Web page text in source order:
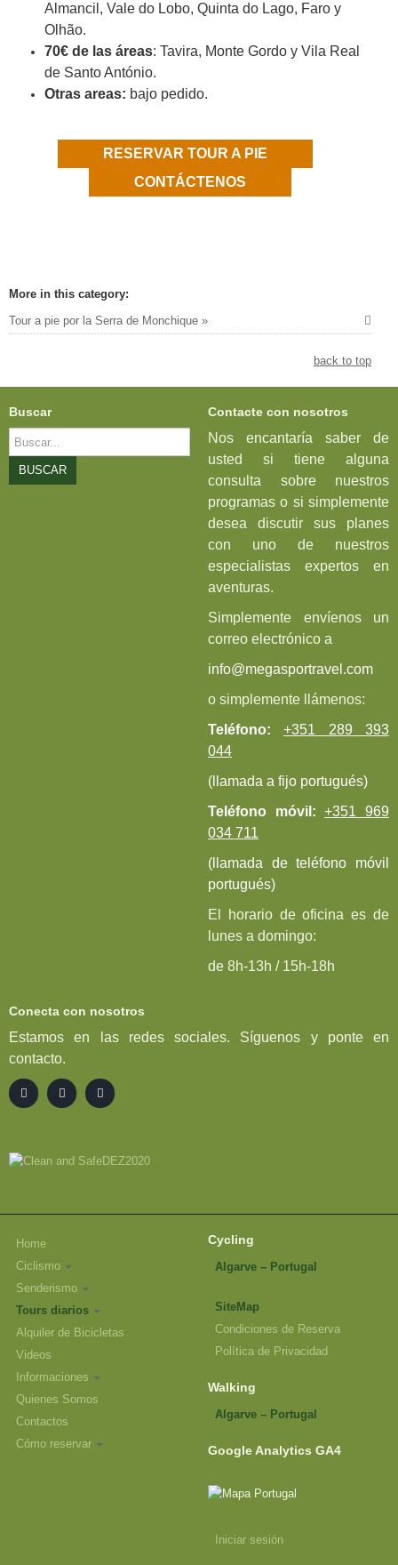
Almancil, Vale do Lobo, Quinta do Lago, Faro y
Olhão.
70€ de las áreas: Tavira, Monte Gordo y Vila Real
de Santo António.
Otras areas: bajo pedido.
RESERVAR TOUR A PIE
CONTÁCTENOS
More in this category:
Tour a pie por la Serra de Monchique »
back to top
Buscar
Buscar...
BUSCAR
Contacte con nosotros
Nos encantaría saber de
usted si tiene alguna
consulta sobre nuestros
programas o si simplemente
desea discutir sus planes
con uno de nuestros
especialistas expertos en
aventuras.
Simplemente envíenos un
correo electrónico a
info@megasportravel.com
o simplemente llámenos:
Teléfono:
+351 289 393
044
(llamada a fijo portugués)
Teléfono móvil:
+351 969
034 711
(llamada de teléfono móvil
portugués)
El horario de oficina es de
lunes a domingo:
de 8h-13h / 15h-18h
Conecta con nosotros
Estamos en las redes sociales. Síguenos y ponte en
contacto.
Home
Ciclismo
Senderismo
Tours diarios
Alquiler de Bicicletas
Videos
Informaciones
Quienes Somos
Contactos
Cómo reservar
Cycling
Algarve – Portugal
SiteMap
Condiciones de Reserva
Política de Privacidad
Walking
Algarve – Portugal
Google Analytics GA4
Iniciar sesión